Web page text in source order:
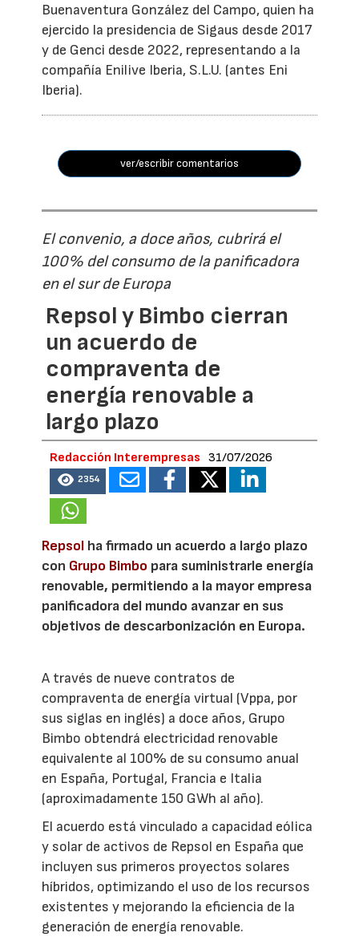
Buenaventura González del Campo, quien ha
ejercido la presidencia de Sigaus desde 2017
y de Genci desde 2022, representando a la
compañía Enilive Iberia, S.L.U. (antes Eni
Iberia).
ver/escribir comentarios
El convenio, a doce años, cubrirá el
100% del consumo de la panificadora
en el sur de Europa
Repsol y Bimbo cierran
un acuerdo de
compraventa de
energía renovable a
largo plazo
Redacción Interempresas 31/07/2026
2354
Repsol ha firmado un acuerdo a largo plazo
con Grupo Bimbo para suministrarle energía
renovable, permitiendo a la mayor empresa
panificadora del mundo avanzar en sus
objetivos de descarbonización en Europa.
A través de nueve contratos de
compraventa de energía virtual (Vppa, por
sus siglas en inglés) a doce años, Grupo
Bimbo obtendrá electricidad renovable
equivalente al 100% de su consumo anual
en España, Portugal, Francia e Italia
(aproximadamente 150 GWh al año).
El acuerdo está vinculado a capacidad eólica
y solar de activos de Repsol en España que
incluyen sus primeros proyectos solares
híbridos, optimizando el uso de los recursos
existentes y mejorando la eficiencia de la
generación de energía renovable.